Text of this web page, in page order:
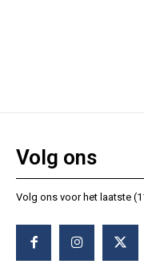
Volg ons
Volg ons voor het laatste